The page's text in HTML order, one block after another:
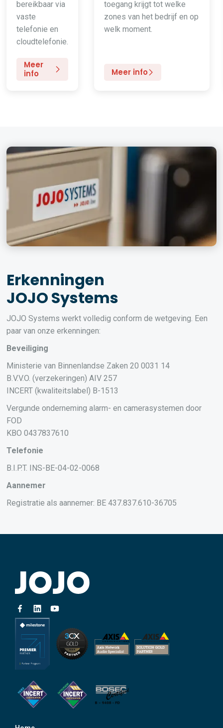
bereikbaar via
vaste
telefonie en
cloudtelefonie.
Meer
info
toegang krijgt tot welke
zones van het bedrijf en op
welk moment.
Meer info
Erkenningen
JOJO Systems
JOJO Systems werkt volledig conform de wetgeving. Een
paar van onze erkenningen:
Beveiliging
Ministerie van Binnenlandse Zaken 20 0031 14
B.V.V.O. (verzekeringen) AIV 257
INCERT (kwaliteitslabel) B-1513
Vergunde onderneming alarm- en camerasystemen door
FOD
KBO 0437837610
Telefonie
B.I.P.T. INS-BE-04-02-0068
Aannemer
Registratie als aannemer: BE 437.837.610-36705